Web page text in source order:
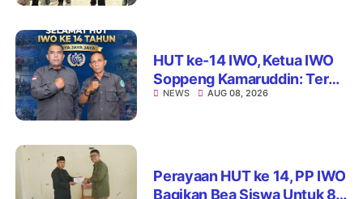
HUT ke-14 IWO, Ketua IWO
Soppeng Kamaruddin: Terus
Jaga Integritas dan Nama
NEWS AUG 08, 2026
Perayaan HUT ke 14, PP IWO
Bagikan Bea Siswa Untuk 8